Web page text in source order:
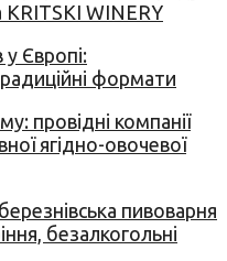
KRITSKI WINERY
Європі:
формати
провідні компанії
ягідно-овочевої
пивоварня
безалкогольні